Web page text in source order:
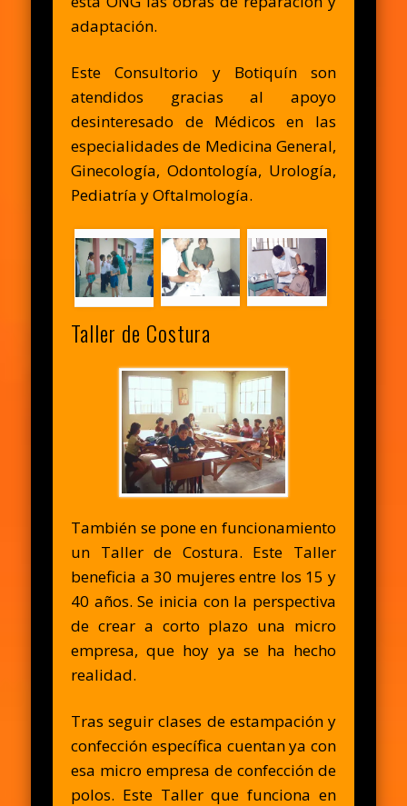
adaptación.
Este Consultorio y Botiquín son
atendidos gracias al apoyo
desinteresado de Médicos en las
especialidades de Medicina General,
Ginecología, Odontología, Urología,
Pediatría y Oftalmología.
Taller de Costura
También se pone en funcionamiento
un Taller de Costura. Este Taller
beneficia a 30 mujeres entre los 15 y
40 años. Se inicia con la perspectiva
de crear a corto plazo una micro
empresa, que hoy ya se ha hecho
realidad.
Tras seguir clases de estampación y
confección específica cuentan ya con
esa micro empresa de confección de
polos. Este Taller que funciona en